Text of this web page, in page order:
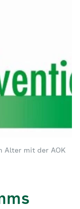
Alter mit der AOK